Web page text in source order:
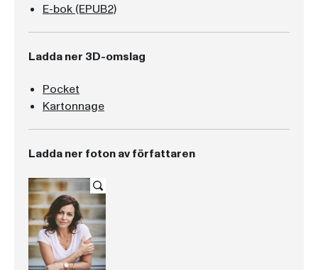
E-bok (EPUB2)
Ladda ner 3D-omslag
Pocket
Kartonnage
Ladda ner foton av författaren